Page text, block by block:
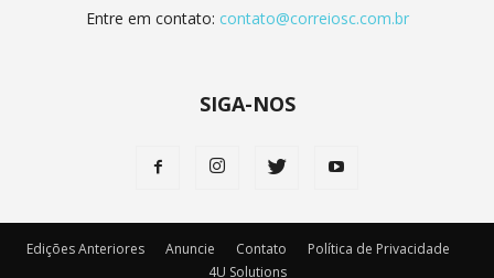
Entre em contato: contato@correiosc.com.br
SIGA-NOS
Edições Anteriores Anuncie Contato
Política de Privacidade
4U Solutions